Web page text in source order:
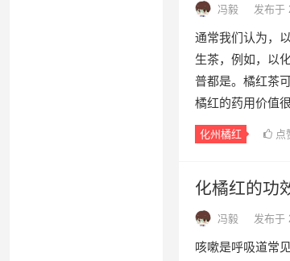
冯毅 发布于
通常我们认为，
生茶，例如，以
普都是。橘红茶
橘红的药用价值
化州橘红 点
化橘红的功
冯毅 发布于
咳嗽是呼吸道常